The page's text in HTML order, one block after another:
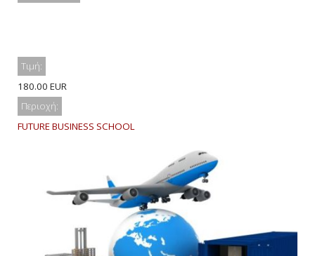
Τιμή:
180.00 EUR
Περιοχή:
FUTURE BUSINESS SCHOOL